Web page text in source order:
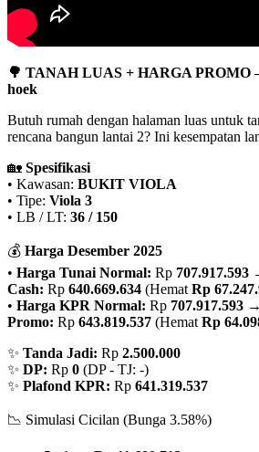
🌳 TANAH LUAS + HARGA PROMO
hoek
Butuh rumah dengan halaman luas untuk
rencana bangun lantai 2? Ini kesempatan
🏡 Spesifikasi
• Kawasan: BUKIT VIOLA
• Tipe: Viola 3
• LB / LT: 36 / 150
💰 Harga Desember 2025
• Harga Tunai Normal: Rp 707.917.593
Cash: Rp 640.669.634 (Hemat Rp
• Harga KPR Normal: Rp 707.917.593 →
Promo: Rp 643.819.537 (Hemat Rp
✨ Tanda Jadi: Rp 2.500.000
✨ DP: Rp 0 (DP - TJ: -)
✨ Plafond KPR: Rp 641.319.537
📉 Simulasi Cicilan (Bunga 3.58%)